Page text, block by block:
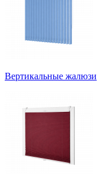
Вертикальные жалюзи